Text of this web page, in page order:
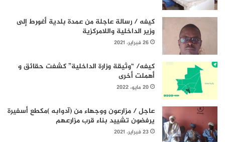
كيفه / رسالة عاجلة من عمدة بلدية أغورط إلى
وزير الداخلية واللامركزية
26 فبراير، 2021
كيفه/ “وثيقة وزارة الداخلية” كشفت حقائق و
أهملت أخرى
20 مايو، 2022
عاجل / مزارعون ووجهاء من (آدوابه )مكطع أسفيرة
يرفضون تشييد بناء قرب مزارعهم
23 فبراير، 2021